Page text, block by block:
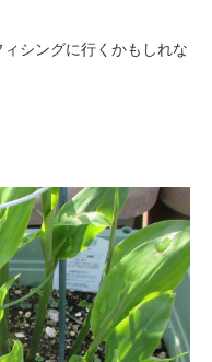
シングに行くかもしれな